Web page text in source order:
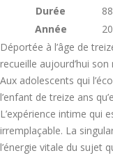
Durée
Année
Déportée à l’âge de
recueille aujourd’hui son
Aux adolescents qui
l’enfant de treize ans
L’expérience intime qui
irremplaçable. La
l’énergie vitale du sujet